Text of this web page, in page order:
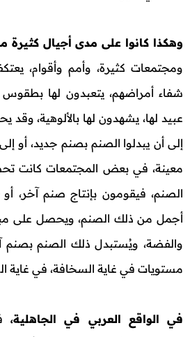
وهكذا كانوا على مدى أجيال كثيرة
ومجتمعات كثيرة، وأمم وأقوام،
شفاء أمراضهم، يتعبدون لها بطقوس
عبيد لها، يشهدون لها بالألوهية،
إلى أن يبدلوا الصنم بصنم جديد، أو
معينة، في بعض المجتمعات كانت
الصنم، فيقومون بإنتاج صنم آخر،
أجمل من ذلك الصنم، ويحصل على
والفضة، ويُستبدل ذلك الصنم بصنم
مستويات في غاية السخافة، في غاية
في الواقع العربي في الجاهلية،